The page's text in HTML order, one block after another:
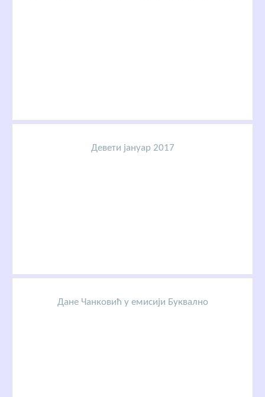
Девети јануар 2017
Дане Чанковић у емисији Буквално